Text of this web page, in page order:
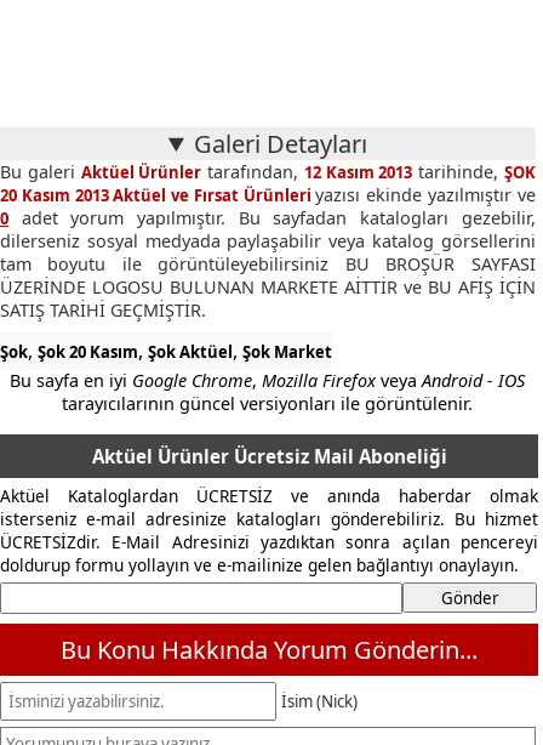
Galeri Detayları
Bu galeri Aktüel Ürünler tarafından, 12 Kasım 2013 tarihinde, ŞOK
20 Kasım 2013 Aktüel ve Fırsat Ürünleriyazısı ekinde yazılmıştır ve
0 adet yorum yapılmıştır. Bu sayfadan katalogları gezebilir,
dilerseniz sosyal medyada paylaşabilir veya katalog görsellerini
tam boyutu ile görüntüleyebilirsiniz BU BROŞÜR SAYFASI
ÜZERİNDE LOGOSU BULUNAN MARKETE AİTTİR ve BU AFİŞ İÇİN
SATIŞ TARİHİ GEÇMİŞTİR.
Şok, Şok 20 Kasım, Şok Aktüel, Şok Market
Bu sayfa en iyi Google Chrome,Mozilla Firefox veyaAndroid - IOS
tarayıcılarının güncel versiyonları ile görüntülenir.
Aktüel Ürünler Ücretsiz Mail Aboneliği
Aktüel Kataloglardan ÜCRETSİZ ve anında haberdar olmak
isterseniz e-mail adresinize katalogları gönderebiliriz. Bu hizmet
ÜCRETSİZdir. E-Mail Adresinizi yazdıktan sonra açılan pencereyi
doldurup formu yollayın ve e-mailinize gelen bağlantıyı onaylayın.
Bu Konu Hakkında Yorum Gönderin...
İsim (Nick)